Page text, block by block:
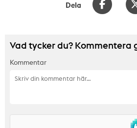
Dela
Vad tycker du? Kommentera
Kommentar